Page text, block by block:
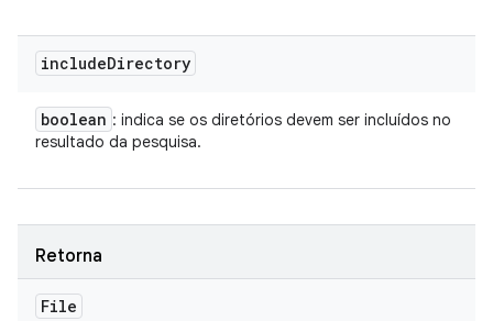
includeDirectory
boolean : indica se os diretórios devem ser incluídos no
resultado da pesquisa.
Retorna
File